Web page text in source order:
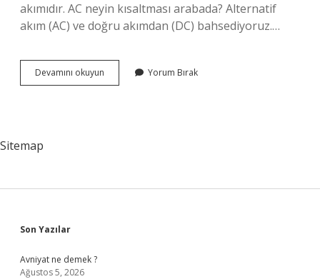
akımıdır. AC neyin kısaltması arabada? Alternatif
akım (AC) ve doğru akımdan (DC) bahsediyoruz.…
Devamını okuyun
Ingilizce
Yorum Bırak
Sitemap
Sidebar
Son Yazılar
Avniyat ne demek ?
Ağustos 5, 2026